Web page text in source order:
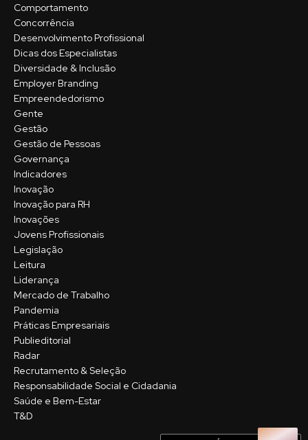
Comportamento
Concorrência
Desenvolvimento Profissional
Dicas dos Especialistas
Diversidade & Inclusão
Employer Branding
Empreendedorismo
Gente
Gestão
Gestão de Pessoas
Governança
Indicadores
Inovação
Inovação para RH
Inovações
Jovens Profissionais
Legislação
Leitura
Liderança
Mercado de Trabalho
Pandemia
Práticas Empresariais
Publieditorial
Radar
Recrutamento & Seleção
Responsabilidade Social e Cidadania
Saúde e Bem-Estar
T&D